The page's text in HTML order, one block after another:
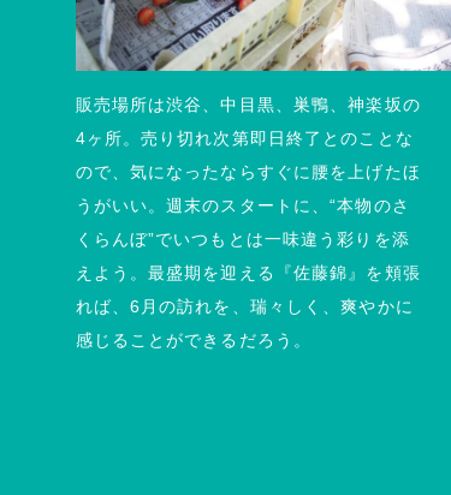
販売場所は渋谷、中目黒、巣鴨、神楽坂の
4ヶ所。売り切れ次第即日終了とのことな
ので、気になったならすぐに腰を上げたほ
うがいい。週末のスタートに、“本物のさ
くらんぼ”でいつもとは一味違う彩りを添
えよう。最盛期を迎える『佐藤錦』を頬張
れば、6月の訪れを、瑞々しく、爽やかに
感じることができるだろう。